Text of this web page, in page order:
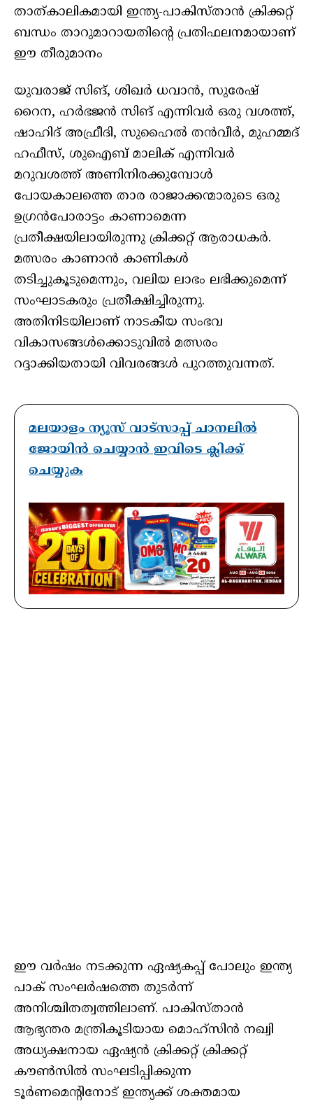
താത്കാലികമായി ഇന്ത്യ-പാകിസ്‌താൻ ക്രിക്കറ്റ്
ബന്ധം താറുമാറായതിന്റെ പ്രതിഫലനമായാണ്
ഈ തീരുമാനം
യുവരാജ് സിങ്, ശിഖർ ധവാൻ, സുരേഷ്
റൈന, ഹർഭജൻ സിങ് എന്നിവർ ഒരു വശത്ത്,
ഷാഹിദ് അഫ്രീദി, സുഹൈൽ തൻവീർ, മുഹമ്മദ്
ഹഫീസ്, ശുഐബ് മാലിക് എന്നിവർ
മറുവശത്ത് അണിനിരക്കുമ്പോൾ
പോയകാലത്തെ താര രാജാക്കന്മാരുടെ ഒരു
ഉഗ്രൻപോരാട്ടം കാണാമെന്ന
പ്രതീക്ഷയിലായിരുന്നു ക്രിക്കറ്റ് ആരാധകർ.
മത്സരം കാണാൻ കാണികൾ
തടിച്ചുകൂടുമെന്നും, വലിയ ലാഭം ലഭിക്കുമെന്ന്
സംഘാടകരും പ്രതീക്ഷിച്ചിരുന്നു.
അതിനിടയിലാണ് നാടകീയ സംഭവ
വികാസങ്ങൾക്കൊടുവിൽ മത്സരം
റദ്ദാക്കിയതായി വിവരങ്ങൾ പുറത്തുവന്നത്.
മലയാളം ന്യൂസ് വാട്സാപ്പ് ചാനലിൽ
ജോയിൻ ചെയ്യാൻ ഇവിടെ ക്ലിക്ക്
ചെയ്യുക
ഈ വർഷം നടക്കുന്ന ഏഷ്യകപ്പ് പോലും ഇന്ത്യ
പാക് സംഘർഷത്തെ തുടർന്ന്
അനിശ്ചിതത്വത്തിലാണ്. പാകിസ്‌താൻ
ആഭ്യന്തര മന്ത്രികൂടിയായ മൊഹ്‌സിൻ നഖ്വി
അധ്യക്ഷനായ ഏഷ്യൻ ക്രിക്കറ്റ് ക്രിക്കറ്റ്
കൗൺസിൽ സംഘടിപ്പിക്കുന്ന
ടൂർണമെന്റിനോട് ഇന്ത്യക്ക് ശക്തമായ